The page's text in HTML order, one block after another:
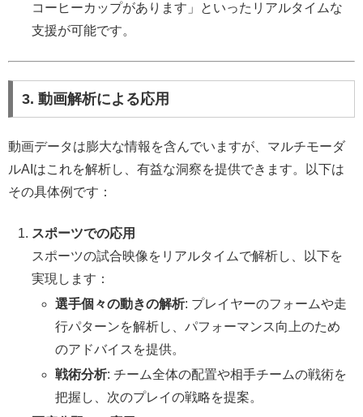
コーヒーカップがあります」といったリアルタイムな
支援が可能です。
3. 動画解析による応用
動画データは膨大な情報を含んでいますが、マルチモーダ
ルAIはこれを解析し、有益な洞察を提供できます。以下は
その具体例です：
スポーツでの応用
スポーツの試合映像をリアルタイムで解析し、以下を
実現します：
選手個々の動きの解析: プレイヤーのフォームや走
行パターンを解析し、パフォーマンス向上のため
のアドバイスを提供。
戦術分析: チーム全体の配置や相手チームの戦術を
把握し、次のプレイの戦略を提案。